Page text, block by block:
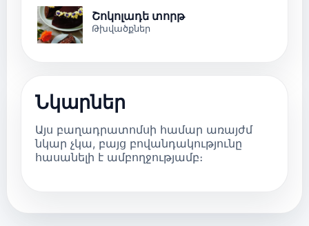
Շոկոլադե տորթ
Թխվածքներ
Նկարներ
Այս բաղադրատոմսի համար առայժմ
նկար չկա, բայց բովանդակությունը
հասանելի է ամբողջությամբ։